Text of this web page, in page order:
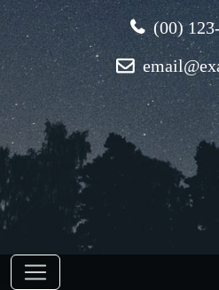
(00)